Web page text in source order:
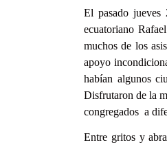
El pasado jueves
ecuatoriano
muchos de los
apoyo
habían algunos
Disfrutaron de la
congregados a
Entre gritos y